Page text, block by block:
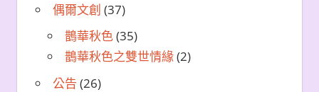
偶爾文創 (37)
鵲華秋色(35)
鵲華秋色之雙世情緣(2)
公告 (26)